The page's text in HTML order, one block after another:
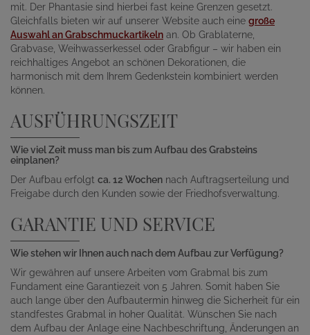
mit. Der Phantasie sind hierbei fast keine Grenzen gesetzt.
Gleichfalls bieten wir auf unserer Website auch eine große
Auswahl an Grabschmuckartikeln an. Ob Grablaterne,
Grabvase, Weihwasserkessel oder Grabfigur – wir haben ein
reichhaltiges Angebot an schönen Dekorationen, die
harmonisch mit dem Ihrem Gedenkstein kombiniert werden
können.
AUSFÜHRUNGSZEIT
Wie viel Zeit muss man bis zum Aufbau des Grabsteins
einplanen?
Der Aufbau erfolgt ca. 12 Wochen nach Auftragserteilung und
Freigabe durch den Kunden sowie der Friedhofsverwaltung.
GARANTIE UND SERVICE
Wie stehen wir Ihnen auch nach dem Aufbau zur Verfügung?
Wir gewähren auf unsere Arbeiten vom Grabmal bis zum
Fundament eine Garantiezeit von 5 Jahren. Somit haben Sie
auch lange über den Aufbautermin hinweg die Sicherheit für ein
standfestes Grabmal in hoher Qualität. Wünschen Sie nach
dem Aufbau der Anlage eine Nachbeschriftung, Änderungen an